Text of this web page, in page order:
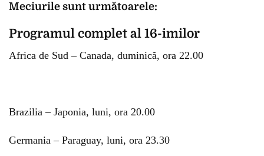
Meciurile sunt următoarele:
Programul complet al 16-imilor
Africa de Sud – Canada, duminică, ora 22.00
Brazilia – Japonia, luni, ora 20.00
Germania – Paraguay, luni, ora 23.30